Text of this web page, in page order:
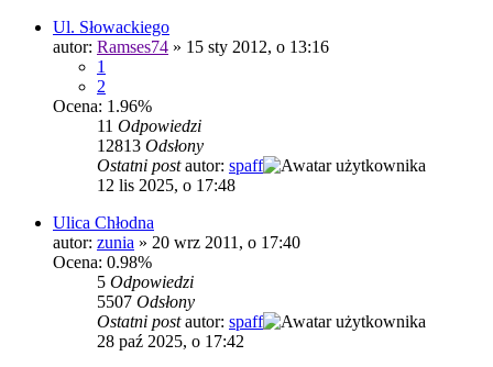
Ul. Słowackiego
autor: Ramses74 » 15 sty 2012, o 13:16
1
2
Ocena: 1.96%
11 Odpowiedzi
12813 Odsłony
Ostatni postautor: spaff
12 lis 2025, o 17:48
Ulica Chłodna
autor: zunia » 20 wrz 2011, o 17:40
Ocena: 0.98%
5 Odpowiedzi
5507 Odsłony
Ostatni postautor: spaff
28 paź 2025, o 17:42